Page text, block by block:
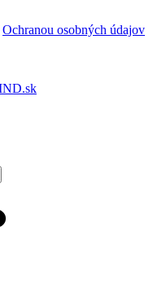
Ochranou osobných údajov